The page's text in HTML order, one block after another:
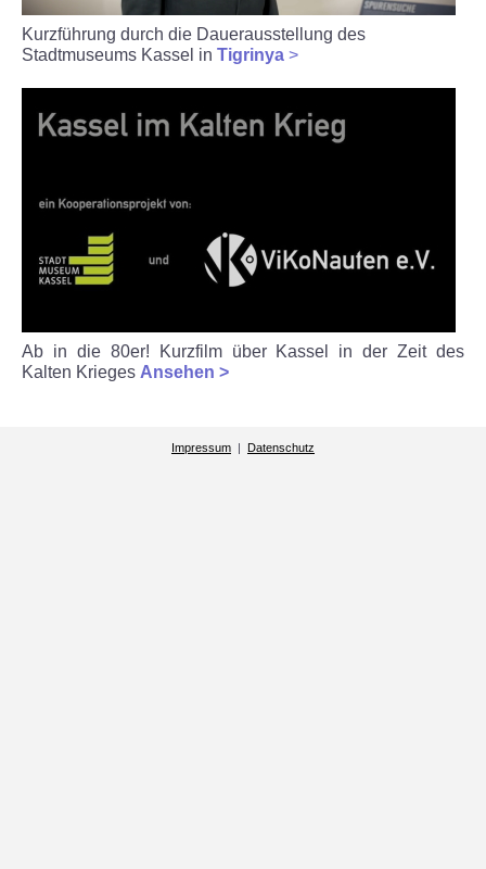
Kurzführung durch die Dauerausstellung des
Stadtmuseums Kassel in Tigrinya >
Ab in die 80er! Kurzfilm über Kassel in der Zeit des
Kalten Krieges Ansehen >
Impressum | Datenschutz